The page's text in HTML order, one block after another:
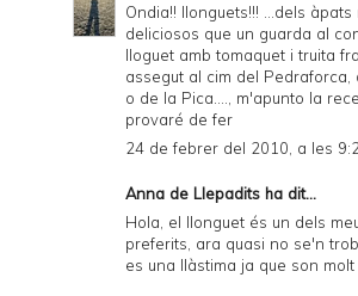
Ondia!! llonguets!!! ...dels àpats
deliciosos que un guarda al
lloguet amb tomaquet i truita
assegut al cim del Pedraforca,
o de la Pica...., m'apunto la
provaré de fer
24 de febrer del 2010, a les
Anna de Llepadits ha dit...
Hola, el llonguet és un dels
preferits, ara quasi no se'n
es una llàstima ja que son molt